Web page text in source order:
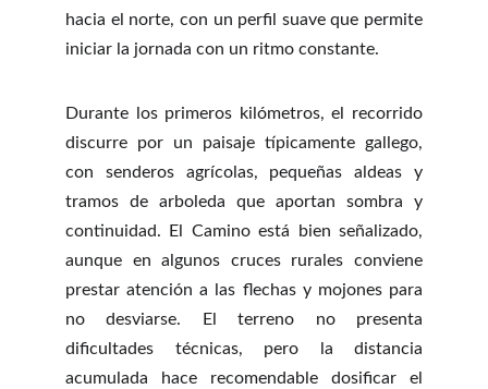
hacia el norte, con un perfil suave que permite
iniciar la jornada con un ritmo constante.
Durante los primeros kilómetros, el recorrido
discurre por un paisaje típicamente gallego,
con senderos agrícolas, pequeñas aldeas y
tramos de arboleda que aportan sombra y
continuidad. El Camino está bien señalizado,
aunque en algunos cruces rurales conviene
prestar atención a las flechas y mojones para
no desviarse. El terreno no presenta
dificultades técnicas, pero la distancia
acumulada hace recomendable dosificar el